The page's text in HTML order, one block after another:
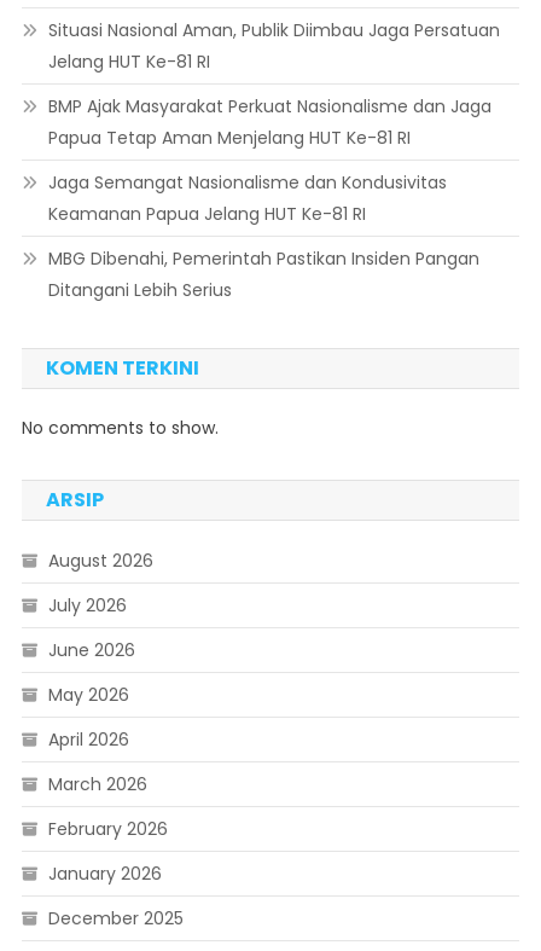
Situasi Nasional Aman, Publik Diimbau Jaga Persatuan
Jelang HUT Ke-81 RI
BMP Ajak Masyarakat Perkuat Nasionalisme dan Jaga
Papua Tetap Aman Menjelang HUT Ke-81 RI
Jaga Semangat Nasionalisme dan Kondusivitas
Keamanan Papua Jelang HUT Ke-81 RI
MBG Dibenahi, Pemerintah Pastikan Insiden Pangan
Ditangani Lebih Serius
KOMEN TERKINI
No comments to show.
ARSIP
August 2026
July 2026
June 2026
May 2026
April 2026
March 2026
February 2026
January 2026
December 2025